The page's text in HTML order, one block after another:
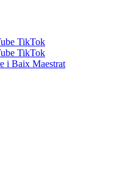
TikTok
TikTok